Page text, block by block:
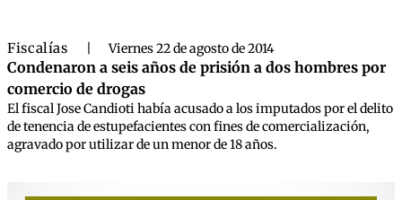
Fiscalías Viernes 22 de agosto de 2014
Condenaron a seis años de prisión a dos hombres por
comercio de drogas
El fiscal Jose Candioti había acusado a los imputados por el delito
de tenencia de estupefacientes con fines de comercialización,
agravado por utilizar de un menor de 18 años.